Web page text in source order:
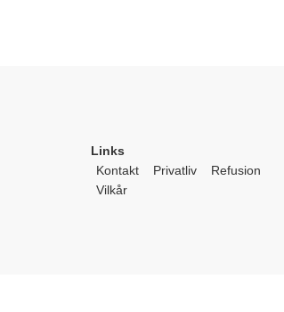
Links
Kontakt
Privatliv
Refusion
Vilkår